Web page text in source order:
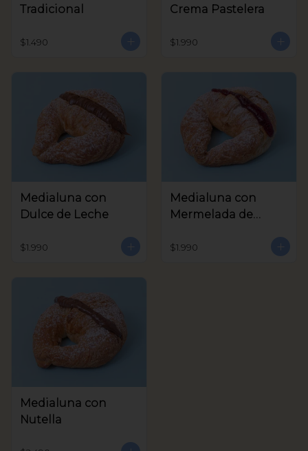
Tradicional
$1.490
Crema Pastelera
$1.990
Medialuna con
Dulce de Leche
$1.990
Medialuna con
Mermelada de
$1.990
Medialuna con
Nutella